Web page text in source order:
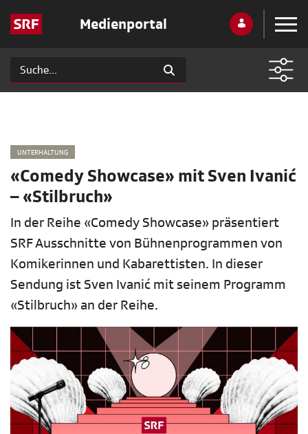
Medienportal
UNTERHALTUNG
«Comedy Showcase» mit Sven Ivanić
– «Stilbruch»
In der Reihe «Comedy Showcase» präsentiert
SRF Ausschnitte von Bühnenprogrammen von
Komikerinnen und Kabarettisten. In dieser
Sendung ist Sven Ivanić mit seinem Programm
«Stilbruch» an der Reihe.